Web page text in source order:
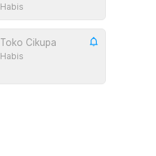
Habis
Toko Cikupa
Habis